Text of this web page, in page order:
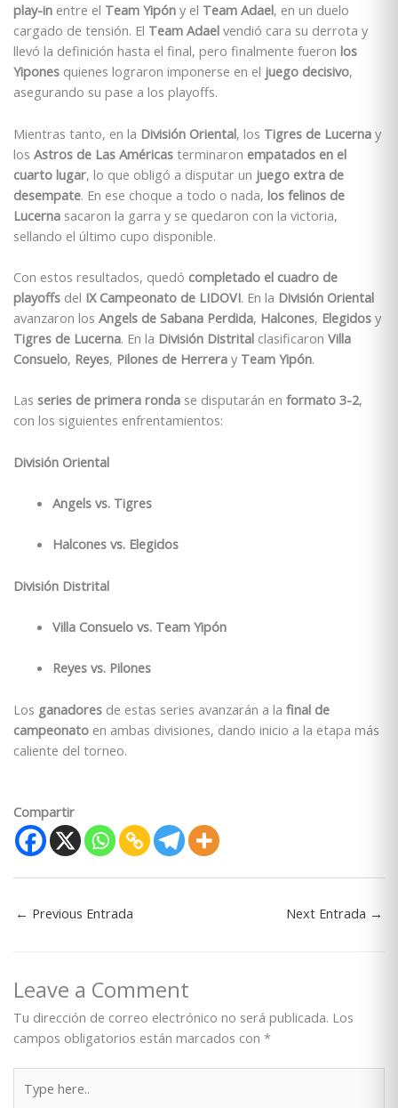
play-in entre el Team Yipón y el Team Adael, en un duelo
cargado de tensión. El Team Adael vendió cara su derrota y
llevó la definición hasta el final, pero finalmente fueron los
Yipones quienes lograron imponerse en el juego decisivo,
asegurando su pase a los playoffs.
Mientras tanto, en la División Oriental, los Tigres de Lucerna y
los Astros de Las Américas terminaron empatados en el
cuarto lugar, lo que obligó a disputar un juego extra de
desempate. En ese choque a todo o nada, los felinos de
Lucerna sacaron la garra y se quedaron con la victoria,
sellando el último cupo disponible.
Con estos resultados, quedó completado el cuadro de
playoffs del IX Campeonato de LIDOVI. En la División Oriental
avanzaron los Angels de Sabana Perdida, Halcones, Elegidos y
Tigres de Lucerna. En la División Distrital clasificaron Villa
Consuelo, Reyes, Pilones de Herrera y Team Yipón.
Las series de primera ronda se disputarán en formato 3-2,
con los siguientes enfrentamientos:
División Oriental
Angels vs. Tigres
Halcones vs. Elegidos
División Distrital
Villa Consuelo vs. Team Yipón
Reyes vs. Pilones
Los ganadores de estas series avanzarán a la final de
campeonato en ambas divisiones, dando inicio a la etapa más
caliente del torneo.
Compartir
← Previous Entrada Next Entrada →
Leave a Comment
Tu dirección de correo electrónico no será publicada. Los
campos obligatorios están marcados con *
here..